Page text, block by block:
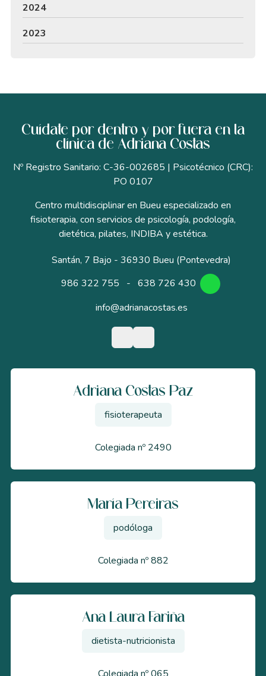
2024
2023
Cuídate por dentro y por fuera en la
clínica de Adriana Costas
Nº Registro Sanitario: C-36-002685 | Psicotécnico (CRC):
PO 0107
Centro multidisciplinar en Bueu especializado en
fisioterapia, con servicios de psicología, podología,
dietética, pilates, INDIBA y estética.
Santán, 7 Bajo - 36930 Bueu (Pontevedra)
986 322 755
- 638 726 430
info@adrianacostas.es
Adriana Costas Paz
fisioterapeuta
Colegiada nº 2490
María Pereiras
podóloga
Colegiada nº 882
Ana Laura Fariña
dietista-nutricionista